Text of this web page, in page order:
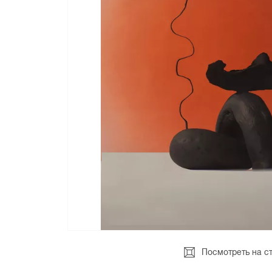
Посмотреть на